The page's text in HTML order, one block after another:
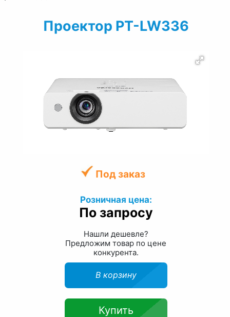
Проектор PT-LW336
Под заказ
Розничная цена:
По запросу
Нашли дешевле?
Предложим товар по цене
конкурента.
В корзину
Купить